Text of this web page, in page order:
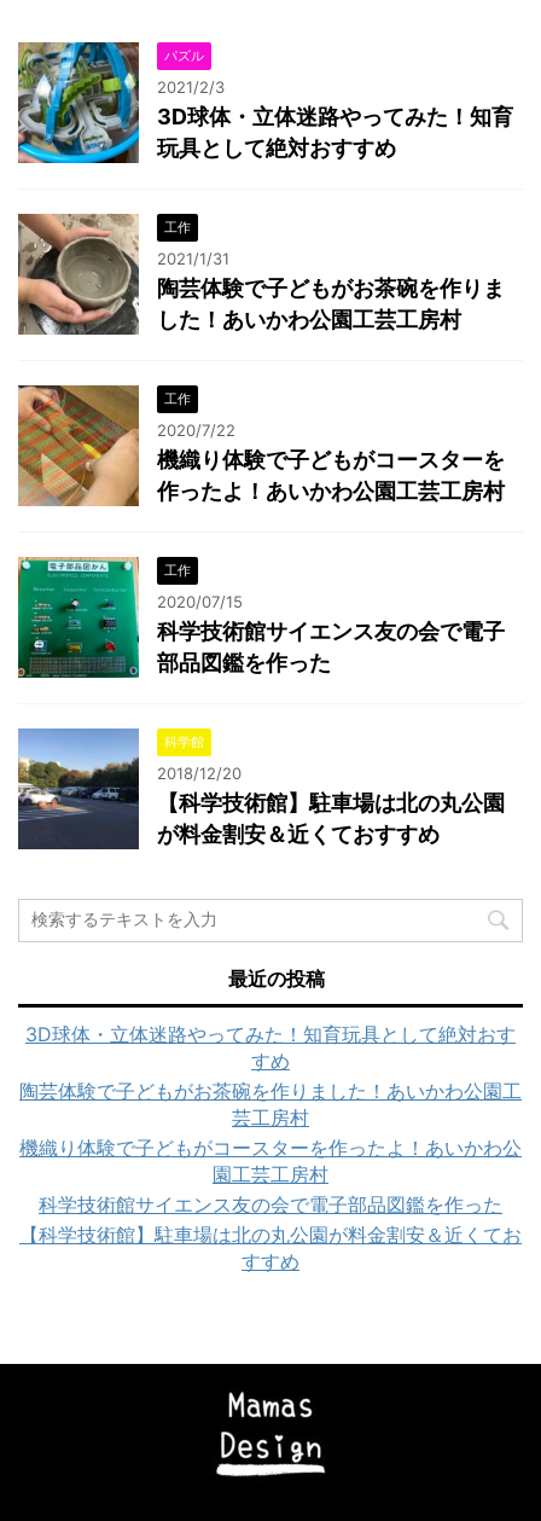
パズル
2021/2/3
3D球体・立体迷路やってみた！知育
玩具として絶対おすすめ
工作
2021/1/31
陶芸体験で子どもがお茶碗を作りま
した！あいかわ公園工芸工房村
工作
2020/7/22
機織り体験で子どもがコースターを
作ったよ！あいかわ公園工芸工房村
工作
2020/07/15
科学技術館サイエンス友の会で電子
部品図鑑を作った
科学館
2018/12/20
【科学技術館】駐車場は北の丸公園
が料金割安＆近くておすすめ
最近の投稿
3D球体・立体迷路やってみた！知育玩具として絶対おす
すめ
陶芸体験で子どもがお茶碗を作りました！あいかわ公園工
芸工房村
機織り体験で子どもがコースターを作ったよ！あいかわ公
園工芸工房村
科学技術館サイエンス友の会で電子部品図鑑を作った
【科学技術館】駐車場は北の丸公園が料金割安＆近くてお
すすめ